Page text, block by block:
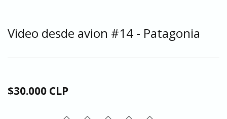
Video desde avion #14 - Patagonia
$30.000 CLP